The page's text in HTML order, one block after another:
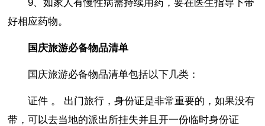
9、如家人有慢性病需持续用药，要在医生指导下带
好相应药物。
国庆旅游必备物品清单
国庆旅游必备物品清单包括以下几类：
证件 。 出门旅行，身份证是非常重要的，如果没有
带，可以去当地的派出所挂失并且开一份临时身份证